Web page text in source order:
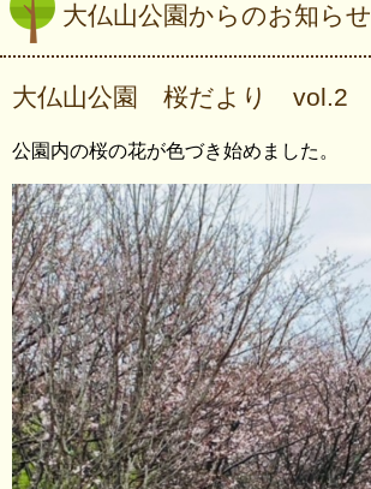
大仏山公園からのお知らせ
大仏山公園 桜だより vol.2
公園内の桜の花が色づき始めました。